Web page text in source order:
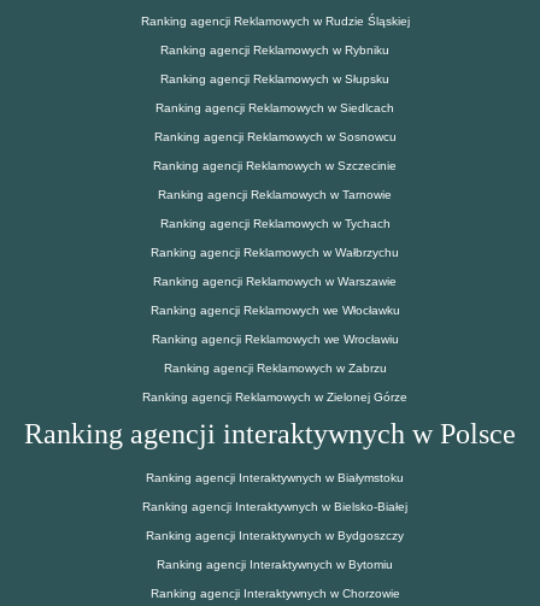
Ranking agencji Reklamowych w Rudzie Śląskiej
Ranking agencji Reklamowych w Rybniku
Ranking agencji Reklamowych w Słupsku
Ranking agencji Reklamowych w Siedlcach
Ranking agencji Reklamowych w Sosnowcu
Ranking agencji Reklamowych w Szczecinie
Ranking agencji Reklamowych w Tarnowie
Ranking agencji Reklamowych w Tychach
Ranking agencji Reklamowych w Wałbrzychu
Ranking agencji Reklamowych w Warszawie
Ranking agencji Reklamowych we Włocławku
Ranking agencji Reklamowych we Wrocławiu
Ranking agencji Reklamowych w Zabrzu
Ranking agencji Reklamowych w Zielonej Górze
Ranking agencji interaktywnych w Polsce
Ranking agencji Interaktywnych w Białymstoku
Ranking agencji Interaktywnych w Bielsko-Białej
Ranking agencji Interaktywnych w Bydgoszczy
Ranking agencji Interaktywnych w Bytomiu
Ranking agencji Interaktywnych w Chorzowie